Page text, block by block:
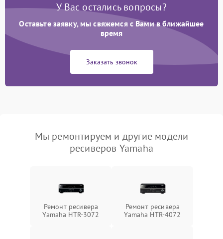
У Вас остались вопросы?
Оставьте заявку, мы свяжемся с Вами в ближайшее
время
Заказать звонок
Мы ремонтируем и другие модели
ресиверов Yamaha
Ремонт ресивера
Yamaha HTR-3072
Ремонт ресивера
Yamaha HTR-4072